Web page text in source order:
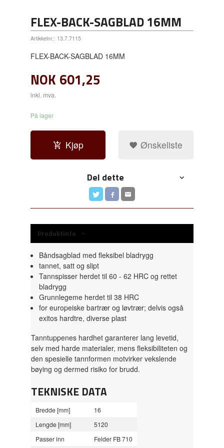
FLEX-BACK-SAGBLAD 16MM
Artikkelnr.: 13.7.7115
FLEX-BACK-SAGBLAD 16MM
NOK 601,25
inkl. mva.
På lager
Kjøp Ønskeliste
Del dette
Produktinfo
Båndsagblad med fleksibel bladrygg
tannet, satt og slipt
Tannspisser herdet til 60 - 62 HRC og rettet
bladrygg
Grunnlegeme herdet til 38 HRC
for europeiske bartrær og løvtrær; delvis også
exitos hardtre, diverse plast
Tanntuppenes hardhet garanterer lang levetid,
selv med harde materialer, mens fleksibiliteten og
den spesielle tannformen motvirker vekslende
bøying og dermed risiko for brudd.
TEKNISKE DATA
Bredde [mm]
16
Lengde [mm]
5120
Passer inn
Felder FB 710